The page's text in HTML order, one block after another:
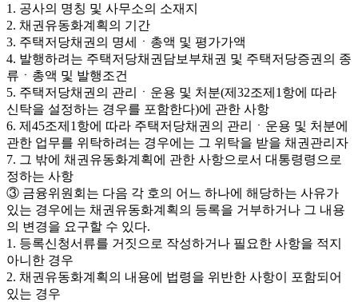
1. 공사의 명칭 및 사무소의 소재지
2. 채권유동화계획의 기간
3. 주택저당채권의 명세ㆍ총액 및 평가가액
4. 발행하려는 주택저당채권담보부채권 및 주택저당증권의 종
류ㆍ총액 및 발행조건
5. 주택저당채권의 관리ㆍ운용 및 처분(제32조제1항에 따라
신탁을 설정하는 경우를 포함한다)에 관한 사항
6. 제45조제1항에 따라 주택저당채권의 관리ㆍ운용 및 처분에
관한 업무를 위탁하려는 경우에는 그 위탁을 받을 채권관리자
7. 그 밖에 채권유동화계획에 관한 사항으로서 대통령령으로
정하는 사항
③ 금융위원회는 다음 각 호의 어느 하나에 해당하는 사유가
있는 경우에는 채권유동화계획의 등록을 거부하거나 그 내용
의 변경을 요구할 수 있다.
1. 등록신청서류를 거짓으로 작성하거나 필요한 사항을 적지
아니한 경우
2. 채권유동화계획의 내용에 법령을 위반한 사항이 포함되어
있는 경우